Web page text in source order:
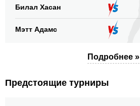
Билал Хасан
Мэтт Адамс
Подробнее »
Предстоящие турниры